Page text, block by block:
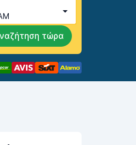
τώρα